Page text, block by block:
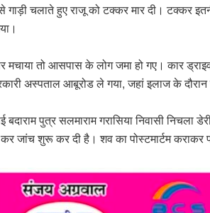
से गाड़ी चलाते हुए राजू को टक्कर मार दी। टक्कर
मचाया तो आसपास के लोग जमा हो गए। कार
अस्पताल आबूरोड ले गया, जहां इलाज के दौरान
पुत्र सलमाराम गरासिया निवासी
कर जांच शुरू कर दी है। शव का पोस्टमार्टम कराकर